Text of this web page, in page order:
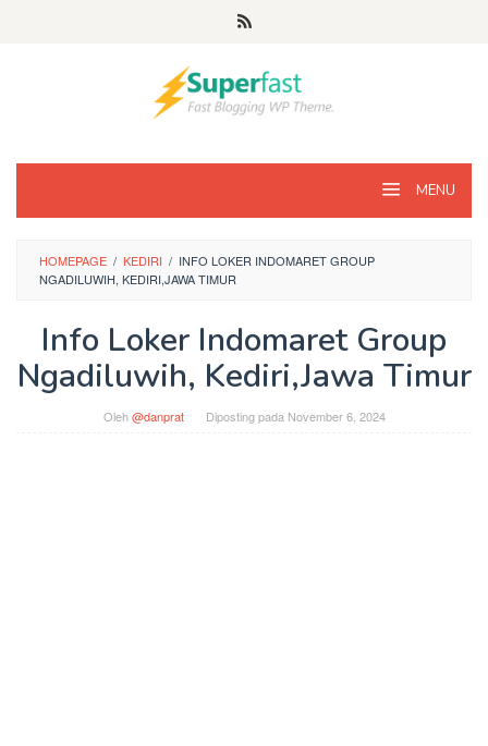
MENU
HOMEPAGE / KEDIRI / INFO LOKER INDOMARET GROUP
NGADILUWIH, KEDIRI,JAWA TIMUR
Info Loker Indomaret Group
Ngadiluwih, Kediri,Jawa Timur
Oleh@danprat Diposting pada November 6, 2024